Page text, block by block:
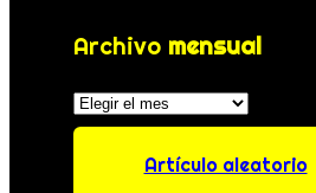
Archivo mensual
Archivos
Artículo aleatorio